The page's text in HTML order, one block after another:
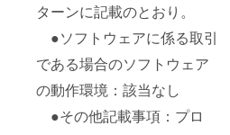
ターンに記載のとおり。
●ソフトウェアに係る取引
である場合のソフトウェア
の動作環境：該当なし
●その他記載事項：プロ